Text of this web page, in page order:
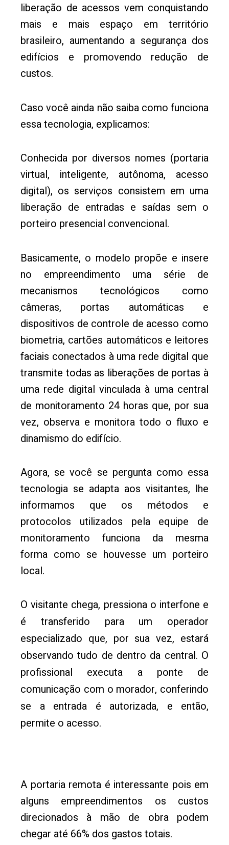
liberação de acessos vem conquistando
mais e mais espaço em território
brasileiro, aumentando a segurança dos
edifícios e promovendo redução de
custos.
Caso você ainda não saiba como funciona
essa tecnologia, explicamos:
Conhecida por diversos nomes (portaria
virtual, inteligente, autônoma, acesso
digital), os serviços consistem em uma
liberação de entradas e saídas sem o
porteiro presencial convencional.
Basicamente, o modelo propõe e insere
no empreendimento uma série de
mecanismos tecnológicos como
câmeras, portas automáticas e
dispositivos de controle de acesso como
biometria, cartões automáticos e leitores
faciais conectados à uma rede digital que
transmite todas as liberações de portas à
uma rede digital vinculada à uma central
de monitoramento 24 horas que, por sua
vez, observa e monitora todo o fluxo e
dinamismo do edifício.
Agora, se você se pergunta como essa
tecnologia se adapta aos visitantes, lhe
informamos que os métodos e
protocolos utilizados pela equipe de
monitoramento funciona da mesma
forma como se houvesse um porteiro
local.
O visitante chega, pressiona o interfone e
é transferido para um operador
especializado que, por sua vez, estará
observando tudo de dentro da central. O
profissional executa a ponte de
comunicação com o morador, conferindo
se a entrada é autorizada, e então,
permite o acesso.
A portaria remota é interessante pois em
alguns empreendimentos os custos
direcionados à mão de obra podem
chegar até 66% dos gastos totais.